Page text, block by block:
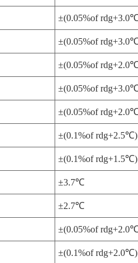
±(0.05%of
±(0.05%of
±(0.05%of
±(0.05%of
±(0.05%of
±(0.1%of rdg+2.5℃)
±(0.1%of rdg+1.5℃)
±3.7℃
±2.7℃
±(0.05%of
±(0.1%of rdg+2.0℃)